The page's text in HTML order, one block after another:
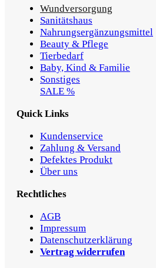
Wundversorgung
Sanitätshaus
Nahrungsergänzungsmittel
Beauty & Pflege
Tierbedarf
Baby, Kind & Familie
Sonstiges
SALE %
Quick Links
Kundenservice
Zahlung & Versand
Defektes Produkt
Über uns
Rechtliches
AGB
Impressum
Datenschutzerklärung
Vertrag widerrufen